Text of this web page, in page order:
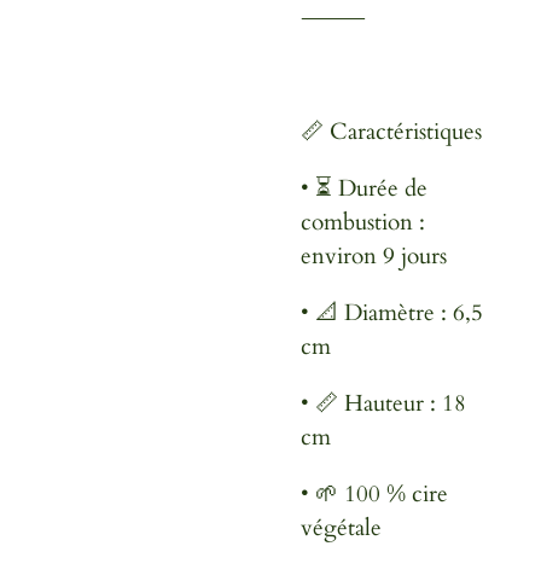
⸻
📏 Caractéristiques
• ⏳ Durée de
combustion :
environ 9 jours
• 📐 Diamètre : 6,5
cm
• 📏 Hauteur : 18
cm
• 🌱 100 % cire
végétale